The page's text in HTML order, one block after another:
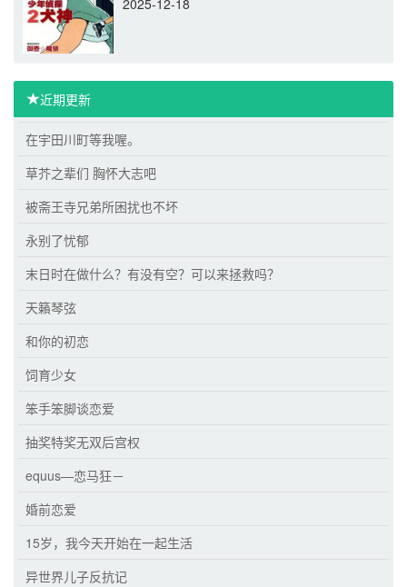
2025-12-18
近期更新
在宇田川町等我喔。
草芥之辈们 胸怀大志吧
被斋王寺兄弟所困扰也不坏
永别了忧郁
末日时在做什么？有没有空？可以来拯救吗？
天籟琴弦
和你的初恋
饲育少女
笨手笨脚谈恋爱
抽奖特奖无双后宫权
equus—恋马狂－
婚前恋爱
15岁，我今天开始在一起生活
异世界儿子反抗记